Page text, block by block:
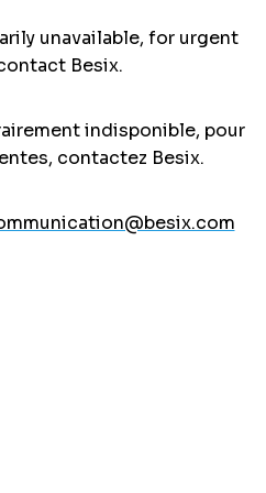
unavailable, for urgent
Besix.
indisponible, pour
contactez Besix.